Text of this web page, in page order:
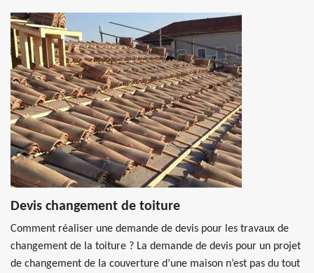
Devis changement de toiture
Comment réaliser une demande de devis pour les travaux de
changement de la toiture ? La demande de devis pour un projet
de changement de la couverture d’une maison n’est pas du tout